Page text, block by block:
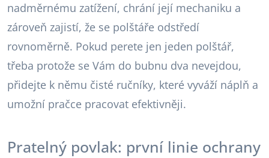
nadměrnému zatížení, chrání její mechaniku a
zároveň zajistí, že se polštáře odstředí
rovnoměrně. Pokud perete jen jeden polštář,
třeba protože se Vám do bubnu dva nevejdou,
přidejte k němu čisté ručníky, které vyváží náplň a
umožní pračce pracovat efektivněji.
Pratelný povlak: první linie ochrany